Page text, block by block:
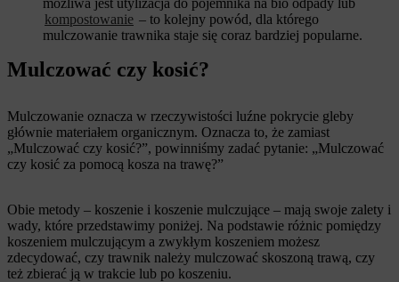
kompostowanie – to kolejny powód, dla którego
mulczowanie trawnika staje się coraz bardziej popularne.
Mulczować czy kosić?
Mulczowanie oznacza w rzeczywistości luźne pokrycie gleby
głównie materiałem organicznym. Oznacza to, że zamiast
„Mulczować czy kosić?”, powinniśmy zadać pytanie: „Mulczować
czy kosić za pomocą kosza na trawę?”
Obie metody – koszenie i koszenie mulczujące – mają swoje zalety i
wady, które przedstawimy poniżej. Na podstawie różnic pomiędzy
koszeniem mulczującym a zwykłym koszeniem możesz
zdecydować, czy trawnik należy mulczować skoszoną trawą, czy
też zbierać ją w trakcie lub po koszeniu.